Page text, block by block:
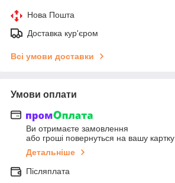
Нова Пошта
Доставка кур'єром
Всі умови доставки
Умови оплати
Ви отримаєте замовлення
або гроші повернуться на вашу картку
Детальніше
Післяплата